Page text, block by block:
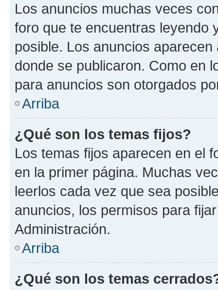
Los anuncios muchas veces
foro que te encuentras leyendo
posible. Los anuncios
donde se publicaron. Como en
para anuncios son otorgados
Arriba
¿Qué son los temas fijos?
Los temas fijos aparecen en el
en la primer página. Muchas
leerlos cada vez que sea
anuncios, los permisos para
Administración.
Arriba
¿Qué son los temas